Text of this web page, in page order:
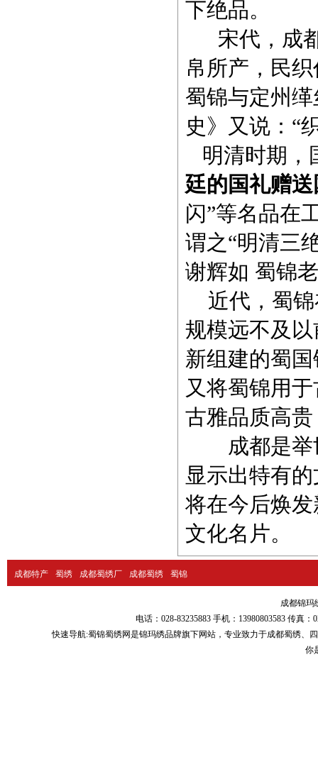
下绝品。
宋代，成都
帛所产，民
蜀锦与定州
史》又说：“
明清时期，
廷的国礼赠
闪”等名品在
谓之“明清三
谢辉如 蜀锦
近代，蜀锦
规模远不及
新组建的蜀
又将蜀锦用
古雅品质高
成都是举世
显示出特有
将在今后焕
文化名片。
成都特产 蜀绣 成都蜀绣厂 成都蜀绣 蜀锦
成都锦玛
电话：028-83235883 手机：13980803583 传真
快速导航:蜀锦蜀绣网是锦玛绣品牌旗下网站，专业致力于成都蜀绣、
你